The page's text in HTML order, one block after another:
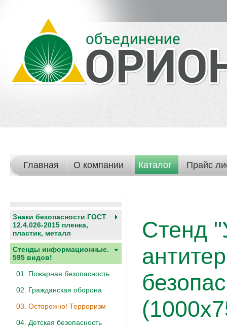
Главная О компании Каталог Прайс
Знаки безопасности ГОСТ
12.4.026-2015 пленка,
пластик, металл
Стенды информационные.
595 видов!
01. Пожарная безопасность
02. Гражданская оборона
03. Осторожно! Терроризм
04. Детская безопасность
Стенд